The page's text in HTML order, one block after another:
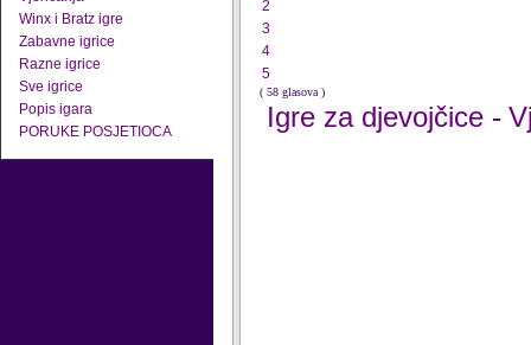
Winx i Bratz igre
Zabavne igrice
Razne igrice
Sve igrice
Popis igara
PORUKE POSJETIOCA
2
3
4
5
( 58 glasova )
Igre za djevojčice -